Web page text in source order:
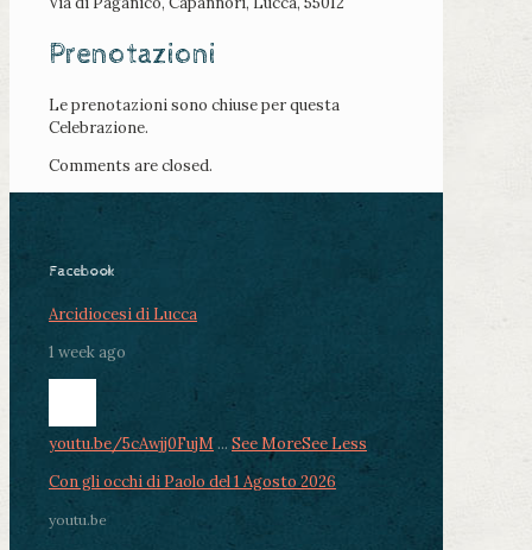
Prenotazioni
Le prenotazioni sono chiuse per questa
Celebrazione.
Comments are closed.
Facebook
Arcidiocesi di Lucca
1 week ago
youtu.be/5cAwjj0FujM ... See MoreSee Less
Con gli occhi di Paolo del 1 Agosto 2026
youtu.be